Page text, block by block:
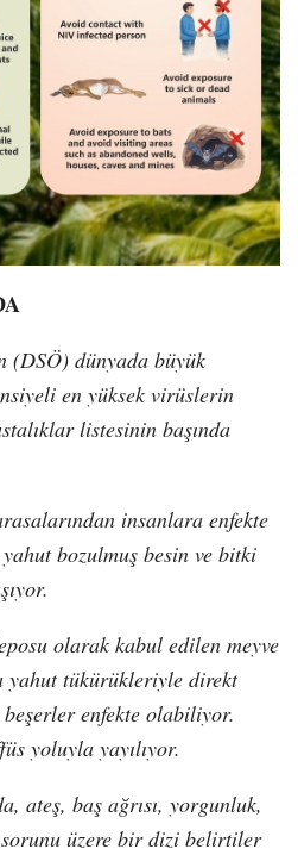
(DSÖ) dünyada büyük
en yüksek virüslerin
listesinin başında
insanlara enfekte
bozulmuş besin ve bitki
olarak kabul edilen meyve
yahut tükürükleriyle direkt
enfekte olabiliyor.
yoluyla yayılıyor.
ateş, baş ağrısı, yorgunluk,
üzere bir dizi belirtiler